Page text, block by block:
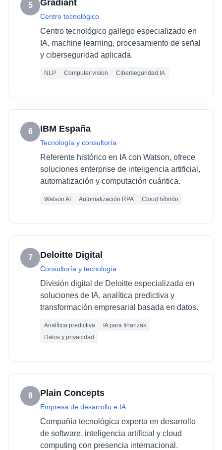
5 Gradiant
Centro tecnológico
Centro tecnológico gallego especializado en
IA, machine learning, procesamiento de señal
y ciberseguridad aplicada.
NLP Computer vision Ciberseguridad IA
6 IBM España
Tecnología y consultoría
Referente histórico en IA con Watson, ofrece
soluciones enterprise de inteligencia artificial,
automatización y computación cuántica.
Watson AI Automatización RPA Cloud híbrido
7 Deloitte Digital
Consultoría y tecnología
División digital de Deloitte especializada en
soluciones de IA, analítica predictiva y
transformación empresarial basada en datos.
Analítica predictiva
IA para finanzas
Datos y privacidad
8 Plain Concepts
Empresa de desarrollo e IA
Compañía tecnológica experta en desarrollo
de software, inteligencia artificial y cloud
computing con presencia internacional.